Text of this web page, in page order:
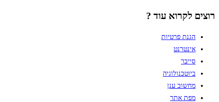
רוצים לקרוא עוד ?
הגנת פרטיות
אינטרנט
סייבר
ביוטכנולוגיה
מחשוב ענן
מפת אתר